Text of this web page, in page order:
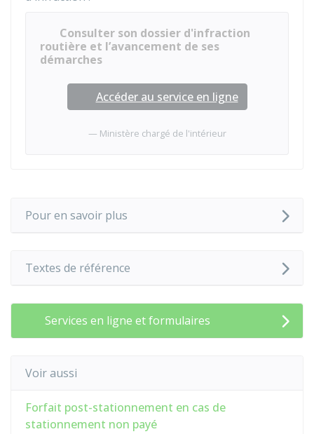
Consulter son dossier d'infraction
routière et l’avancement de ses
démarches
Accéder au service en ligne
Ministère chargé de l'intérieur
Pour en savoir plus
Textes de référence
Services en ligne et formulaires
Voir aussi
Forfait post-stationnement en cas de
stationnement non payé